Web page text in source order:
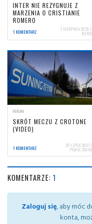
INTER NIE REZYGNUJE Z
MARZENIA O CRISTIANIE
ROMERO
1 KOMENTARZ 1 SIERPNIA 2026
OGÓLNA
SKRÓT MECZU Z CROTONE
(VIDEO)
1 KOMENTARZ 29 LIPCA 2021
PAWEŁ
KOMENTARZE: 1
Zaloguj się, aby móc
konta,